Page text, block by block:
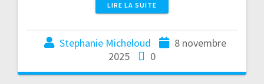
LIRE LA SUITE
Stephanie Micheloud
8 novembre
2025
0